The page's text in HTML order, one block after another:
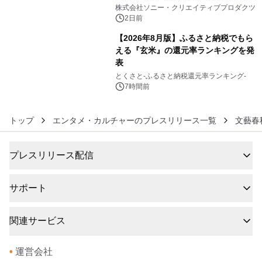
ラボレーション サウナイキタイコラ
ボグッズも発売決定！
株式会社ソニー・クリエイティブプロダクツ
2日前
【2026年8月版】ふるさと納税でもら
える『玄米』の還元率ランキングを発
表
とくさと-ふるさと納税還元率ランキング-
7時間前
トップ エンタメ・カルチャーのプレスリリース一覧 文藝春
プレスリリース配信
サポート
関連サービス
• 運営会社